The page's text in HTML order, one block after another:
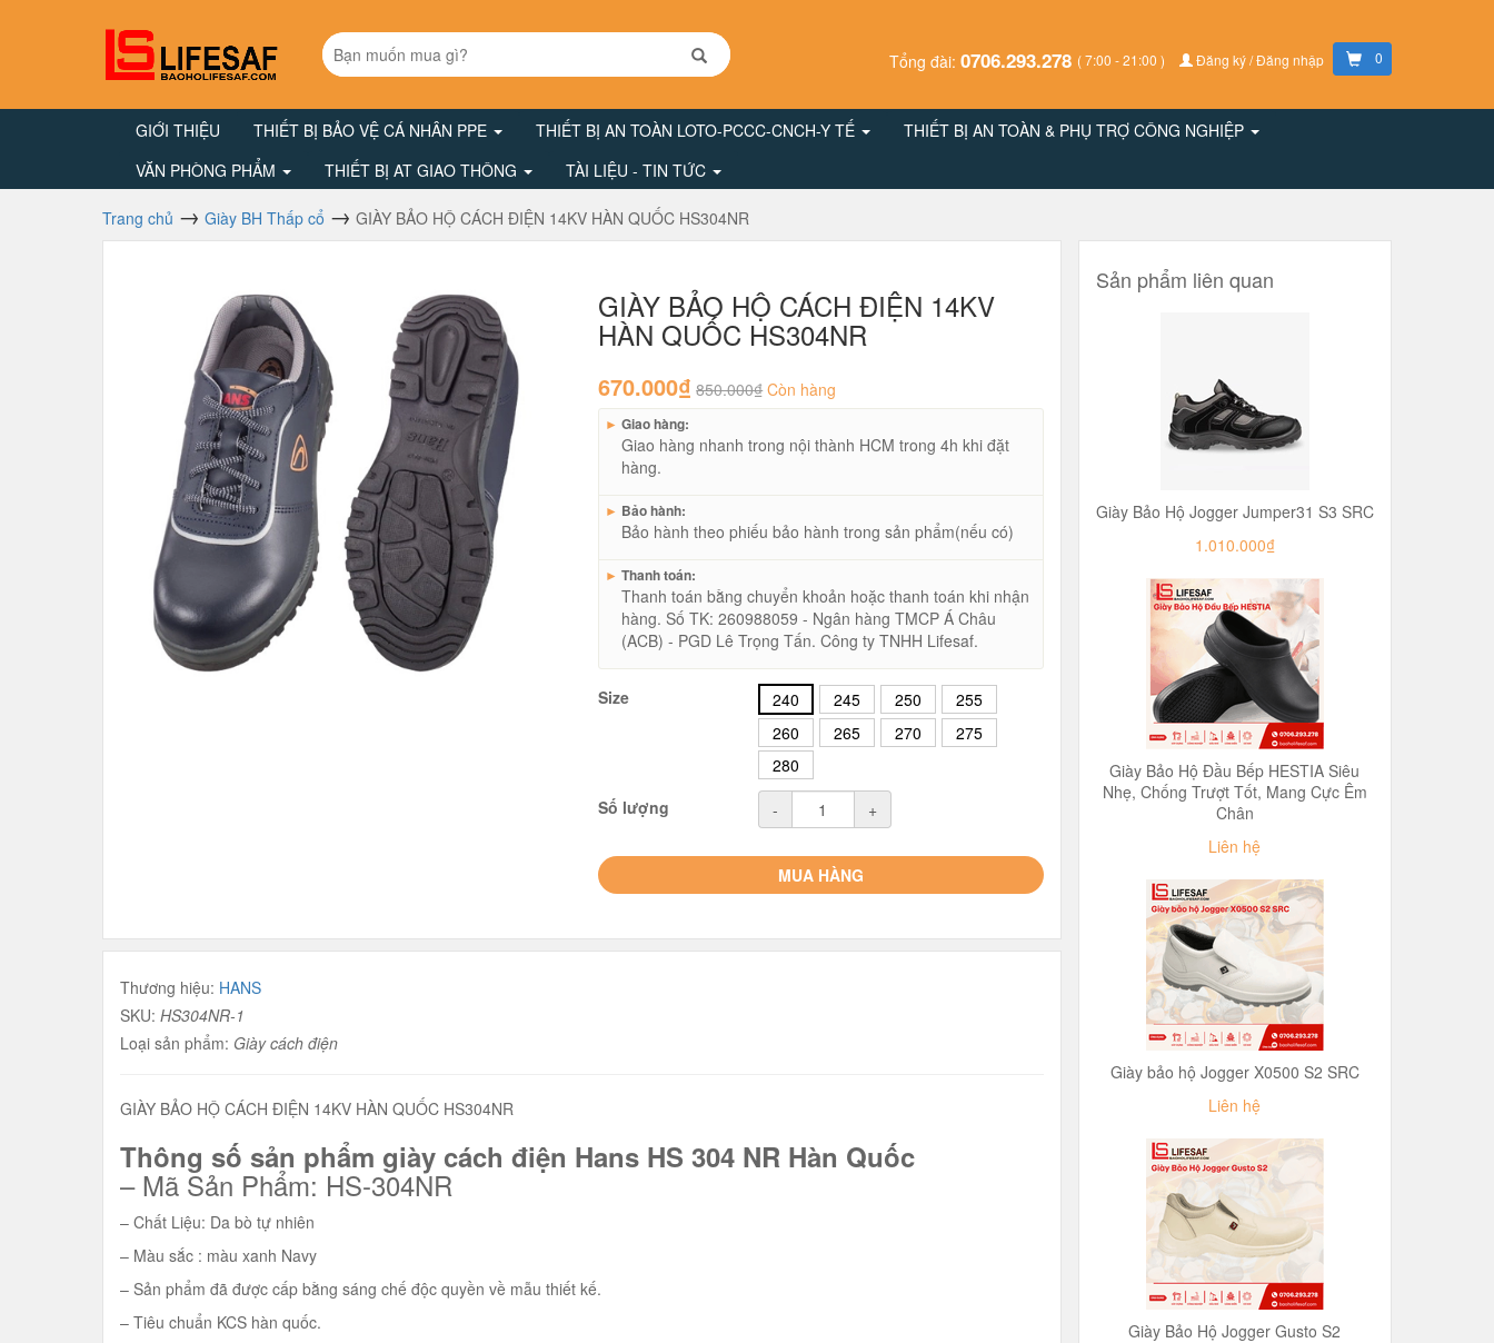
Tổng đài: 0706.293.278 ( 7:00 - 21:00 ) Đăng ký / Đăng nhập 0
GIỚI THIỆU THIẾT BỊ BẢO VỆ CÁ NHÂN PPE THIẾT BỊ AN TOÀN LOTO-PCCC-CNCH-Y TẾ
THIẾT BỊ AN TOÀN & PHỤ TRỢ CÔNG NGHIỆP
VĂN PHÒNG PHẨM
THIẾT BỊ AT GIAO THÔNG TÀI LIỆU - TIN TỨC
Trang chủ Giày BH Thấp cổ GIÀY BẢO HỘ CÁCH ĐIỆN 14KV HÀN QUỐC HS304NR
GIÀY BẢO HỘ CÁCH ĐIỆN 14KV
HÀN QUỐC HS304NR
670.000₫ 850.000₫ Còn hàng
► Giao hàng:
Giao hàng nhanh trong nội thành HCM trong 4h khi đặt
hàng.
► Bảo hành:
Bảo hành theo phiếu bảo hành trong sản phẩm(nếu có)
► Thanh toán:
Thanh toán bằng chuyển khoản hoặc thanh toán khi nhận
hàng. Số TK: 260988059 - Ngân hàng TMCP Á Châu
(ACB) - PGD Lê Trọng Tấn. Công ty TNHH Lifesaf.
Size 240 245 250
255
260
265 270
275
280
Số lượng
- +
MUA HÀNG
Thương hiệu: HANS
SKU: HS304NR-1
Loại sản phẩm: Giày cách điện
GIÀY BẢO HỘ CÁCH ĐIỆN 14KV HÀN QUỐC HS304NR
Thông số sản phẩm giày cách điện Hans HS 304 NR Hàn Quốc
– Mã Sản Phẩm: HS-304NR
– Chất Liệu: Da bò tự nhiên
– Màu sắc : màu xanh Navy
– Sản phẩm đã được cấp bằng sáng chế độc quyền về mẫu thiết kế.
– Tiêu chuẩn KCS hàn quốc.
Sản phẩm liên quan
Giày Bảo Hộ Jogger Jumper31 S3 SRC
1.010.000₫
Giày Bảo Hộ Đầu Bếp HESTIA Siêu
Nhẹ, Chống Trượt Tốt, Mang Cực Êm
Chân
Liên hệ
Giày bảo hộ Jogger X0500 S2 SRC
Liên hệ
Giày Bảo Hộ Jogger Gusto S2